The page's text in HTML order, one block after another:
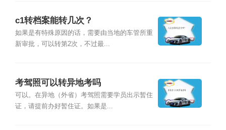
c1转档案能转几次？
如果是有特殊原因的话，需要由当地的车管所重
新审批，可以转第2次，不过最...
考驾照可以转异地考吗
可以。在异地（外省）考驾照需要学员出示暂住
证，请提前办好暂住证。如果是...